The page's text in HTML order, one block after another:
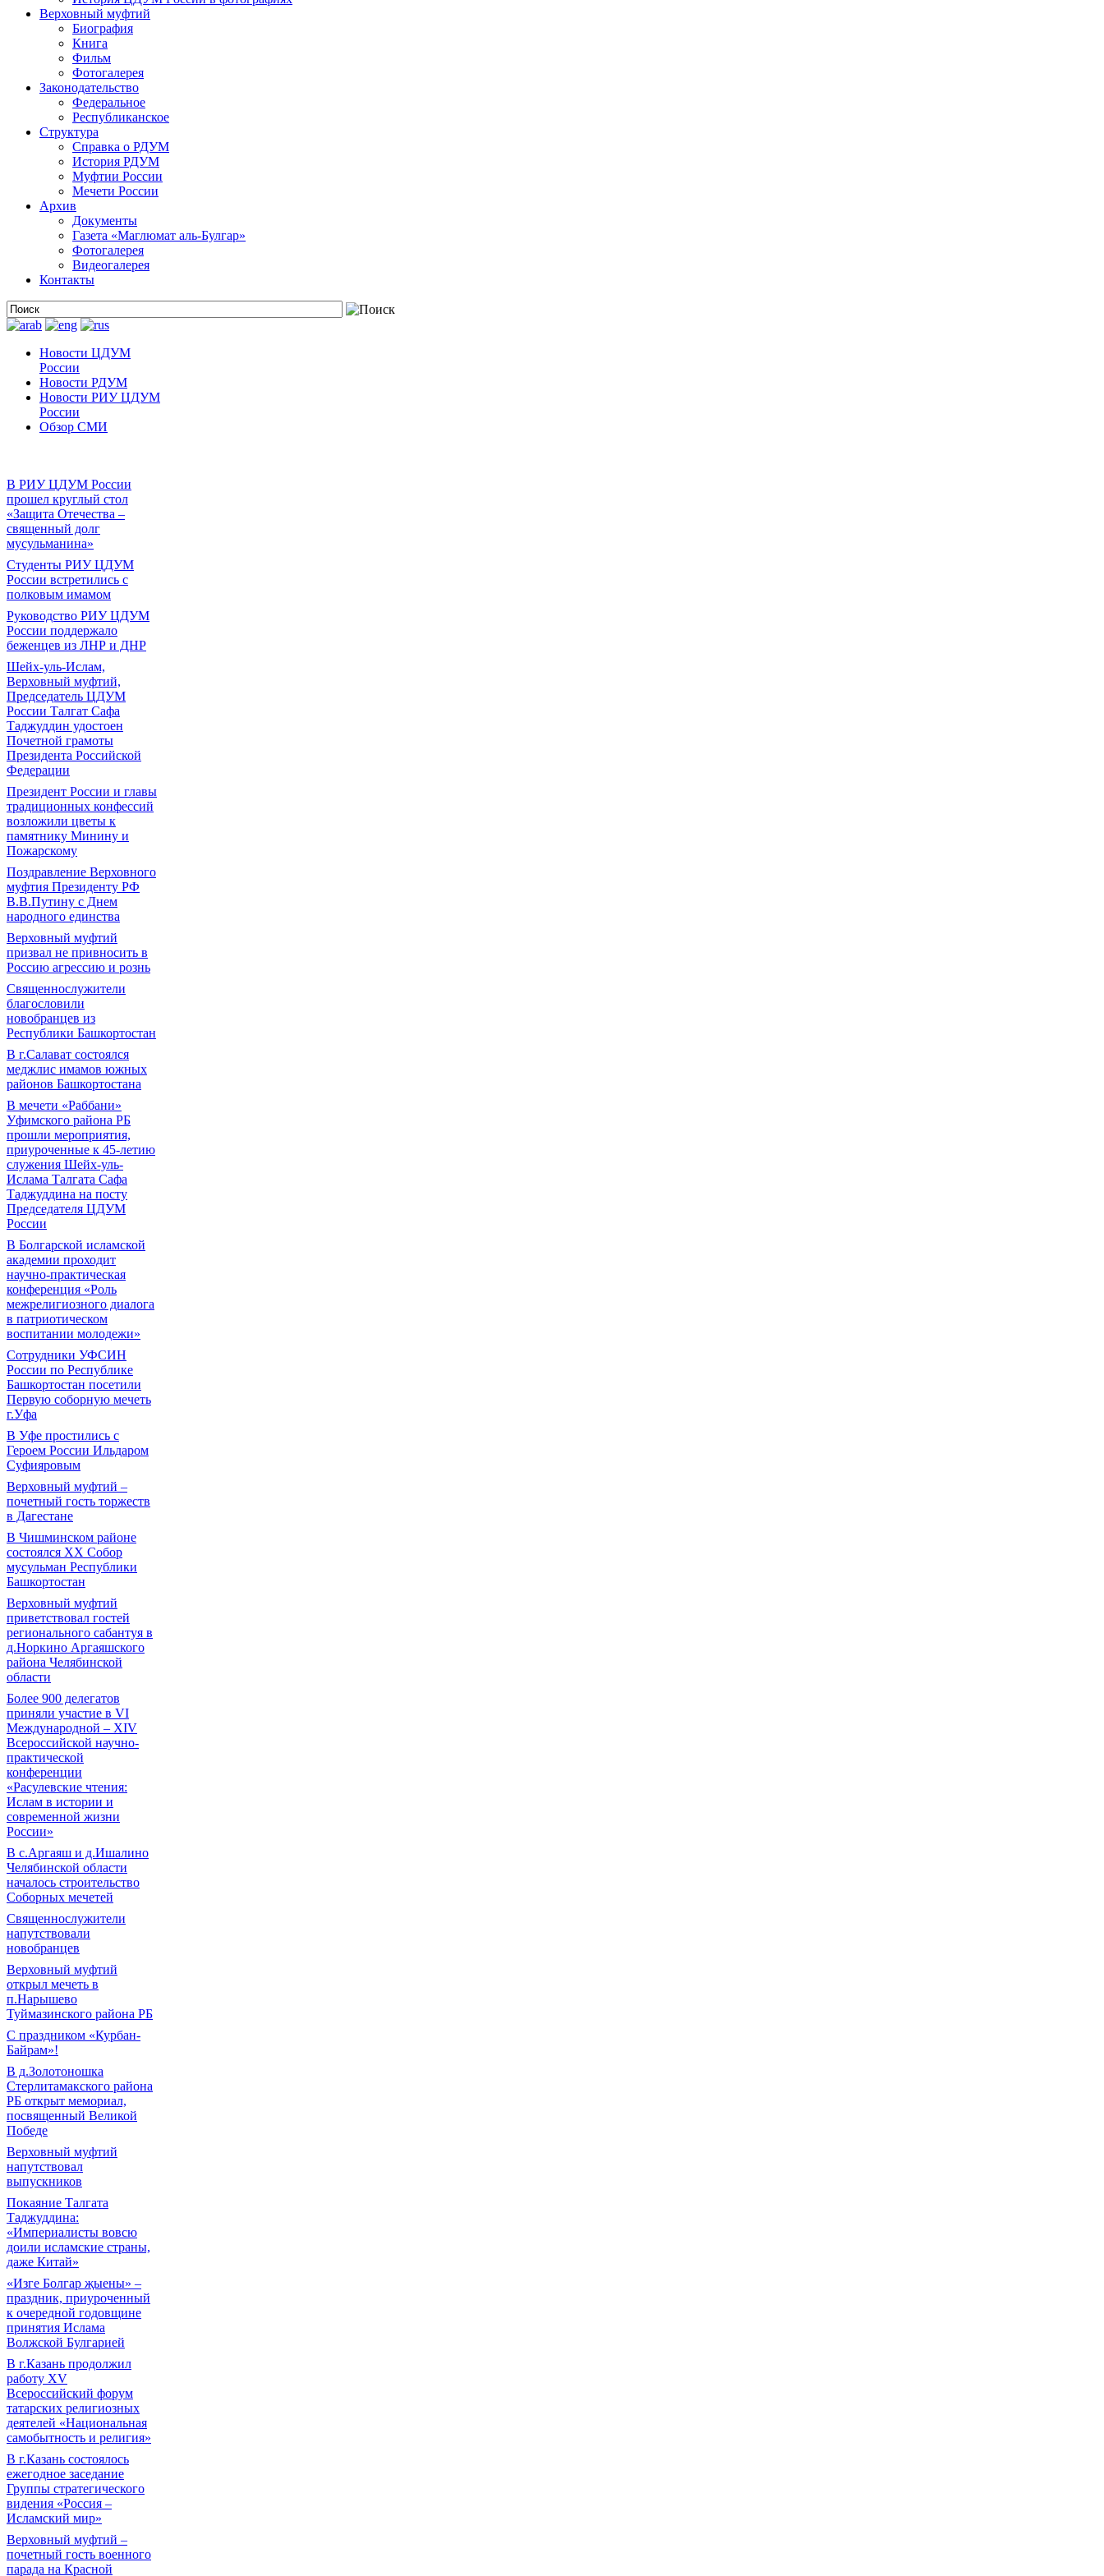
Верховный муфтий
Биография
Книга
Фильм
Фотогалерея
Законодательство
Федеральное
Республиканское
Структура
Справка о РДУМ
История РДУМ
Муфтии России
Мечети России
Архив
Документы
Газета «Маглюмат аль-Булгар»
Фотогалерея
Видеогалерея
Контакты
Новости ЦДУМ
России
Новости РДУМ
Новости РИУ ЦДУМ
России
Обзор СМИ
В РИУ ЦДУМ России
прошел круглый стол
«Защита Отечества –
священный долг
мусульманина»
Студенты РИУ ЦДУМ
России встретились с
полковым имамом
Руководство РИУ ЦДУМ
России поддержало
беженцев из ЛНР и ДНР
Шейх-уль-Ислам,
Верховный муфтий,
Председатель ЦДУМ
России Талгат Сафа
Таджуддин удостоен
Почетной грамоты
Президента Российской
Федерации
Президент России и главы
традиционных конфессий
возложили цветы к
памятнику Минину и
Пожарскому
Поздравление Верховного
муфтия Президенту РФ
В.В.Путину с Днем
народного единства
Верховный муфтий
призвал не привносить в
Россию агрессию и рознь
Священнослужители
благословили
новобранцев из
Республики Башкортостан
В г.Салават состоялся
меджлис имамов южных
районов Башкортостана
В мечети «Раббани»
Уфимского района РБ
прошли мероприятия,
приуроченные к 45-летию
служения Шейх-уль-
Ислама Талгата Сафа
Таджуддина на посту
Председателя ЦДУМ
России
В Болгарской исламской
академии проходит
научно-практическая
конференция «Роль
межрелигиозного диалога
в патриотическом
воспитании молодежи»
Сотрудники УФСИН
России по Республике
Башкортостан посетили
Первую соборную мечеть
г.Уфа
В Уфе простились с
Героем России Ильдаром
Суфияровым
Верховный муфтий –
почетный гость торжеств
в Дагестане
В Чишминском районе
состоялся XX Собор
мусульман Республики
Башкортостан
Верховный муфтий
приветствовал гостей
регионального сабантуя в
д.Норкино Аргаяшского
района Челябинской
области
Более 900 делегатов
приняли участие в VI
Международной – ХIV
Всероссийской научно-
практической
конференции
«Расулевские чтения:
Ислам в истории и
современной жизни
России»
В с.Аргаяш и д.Ишалино
Челябинской области
началось строительство
Соборных мечетей
Священнослужители
напутствовали
новобранцев
Верховный муфтий
открыл мечеть в
п.Нарышево
Туймазинского района РБ
С праздником «Курбан-
Байрам»!
В д.Золотоношка
Стерлитамакского района
РБ открыт мемориал,
посвященный Великой
Победе
Верховный муфтий
напутствовал
выпускников
Покаяние Талгата
Таджуддина:
«Империалисты вовсю
доили исламские страны,
даже Китай»
«Изге Болгар җыены» –
праздник, приуроченный
к очередной годовщине
принятия Ислама
Волжской Булгарией
В г.Казань продолжил
работу XV
Всероссийский форум
татарских религиозных
деятелей «Национальная
самобытность и религия»
В г.Казань состоялось
ежегодное заседание
Группы стратегического
видения «Россия –
Исламский мир»
Верховный муфтий –
почетный гость военного
парада на Красной